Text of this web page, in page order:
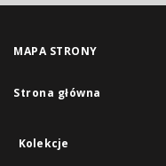
MAPA STRONY
Strona główna
Kolekcje